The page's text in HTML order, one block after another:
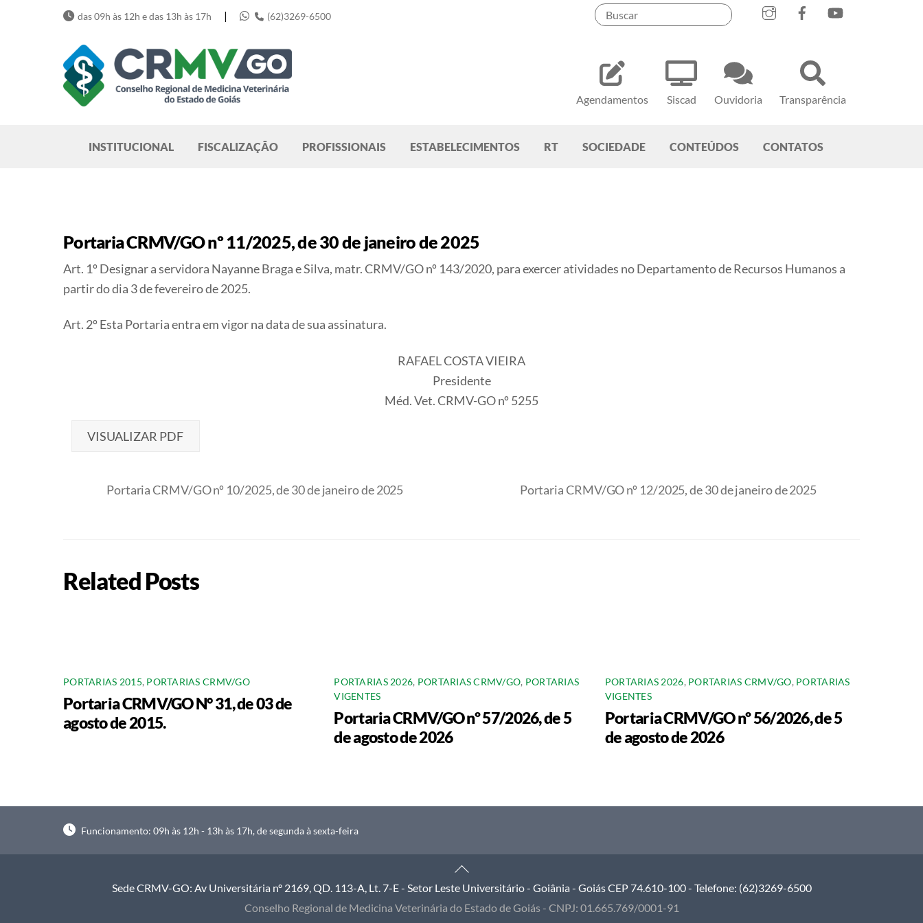
Agendamentos Siscad Ouvidoria Transparência
das 09h às 12h e das 13h às 17h | (62)3269-6500
INSTITUCIONAL FISCALIZAÇÃO PROFISSIONAIS ESTABELECIMENTOS RT SOCIEDADE CONTEÚDOS CONTATOS
Portaria CRMV/GO nº 11/2025, de 30 de janeiro de 2025
Art. 1º Designar a servidora Nayanne Braga e Silva, matr. CRMV/GO nº 143/2020, para exercer atividades no Departamento de Recursos Humanos a
partir do dia 3 de fevereiro de 2025.
Art. 2º Esta Portaria entra em vigor na data de sua assinatura.
RAFAEL COSTA VIEIRA
Presidente
Méd. Vet. CRMV-GO nº 5255
VISUALIZAR PDF
Portaria CRMV/GO nº 10/2025, de 30 de janeiro de 2025 Portaria CRMV/GO nº 12/2025, de 30 de janeiro de 2025
Related Posts
PORTARIAS 2015, PORTARIAS CRMV/GO
Portaria CRMV/GO N° 31, de 03 de
agosto de 2015.
PORTARIAS 2026, PORTARIAS CRMV/GO, PORTARIAS
VIGENTES
Portaria CRMV/GO nº 57/2026, de 5
de agosto de 2026
PORTARIAS 2026, PORTARIAS CRMV/GO, PORTARIAS
VIGENTES
Portaria CRMV/GO nº 56/2026, de 5
de agosto de 2026
Funcionamento: 09h às 12h - 13h às 17h, de segunda à sexta-feira
Back
To
Top
Sede CRMV-GO: Av Universitária nº 2169, QD. 113-A, Lt. 7-E - Setor Leste Universitário - Goiânia - Goiás CEP 74.610-100 - Telefone: (62)3269-6500
Conselho Regional de Medicina Veterinária do Estado de Goiás - CNPJ: 01.665.769/0001-91